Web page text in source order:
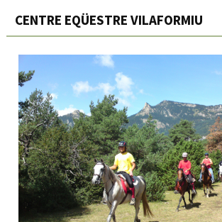
CENTRE EQÜESTRE VILAFORMIU